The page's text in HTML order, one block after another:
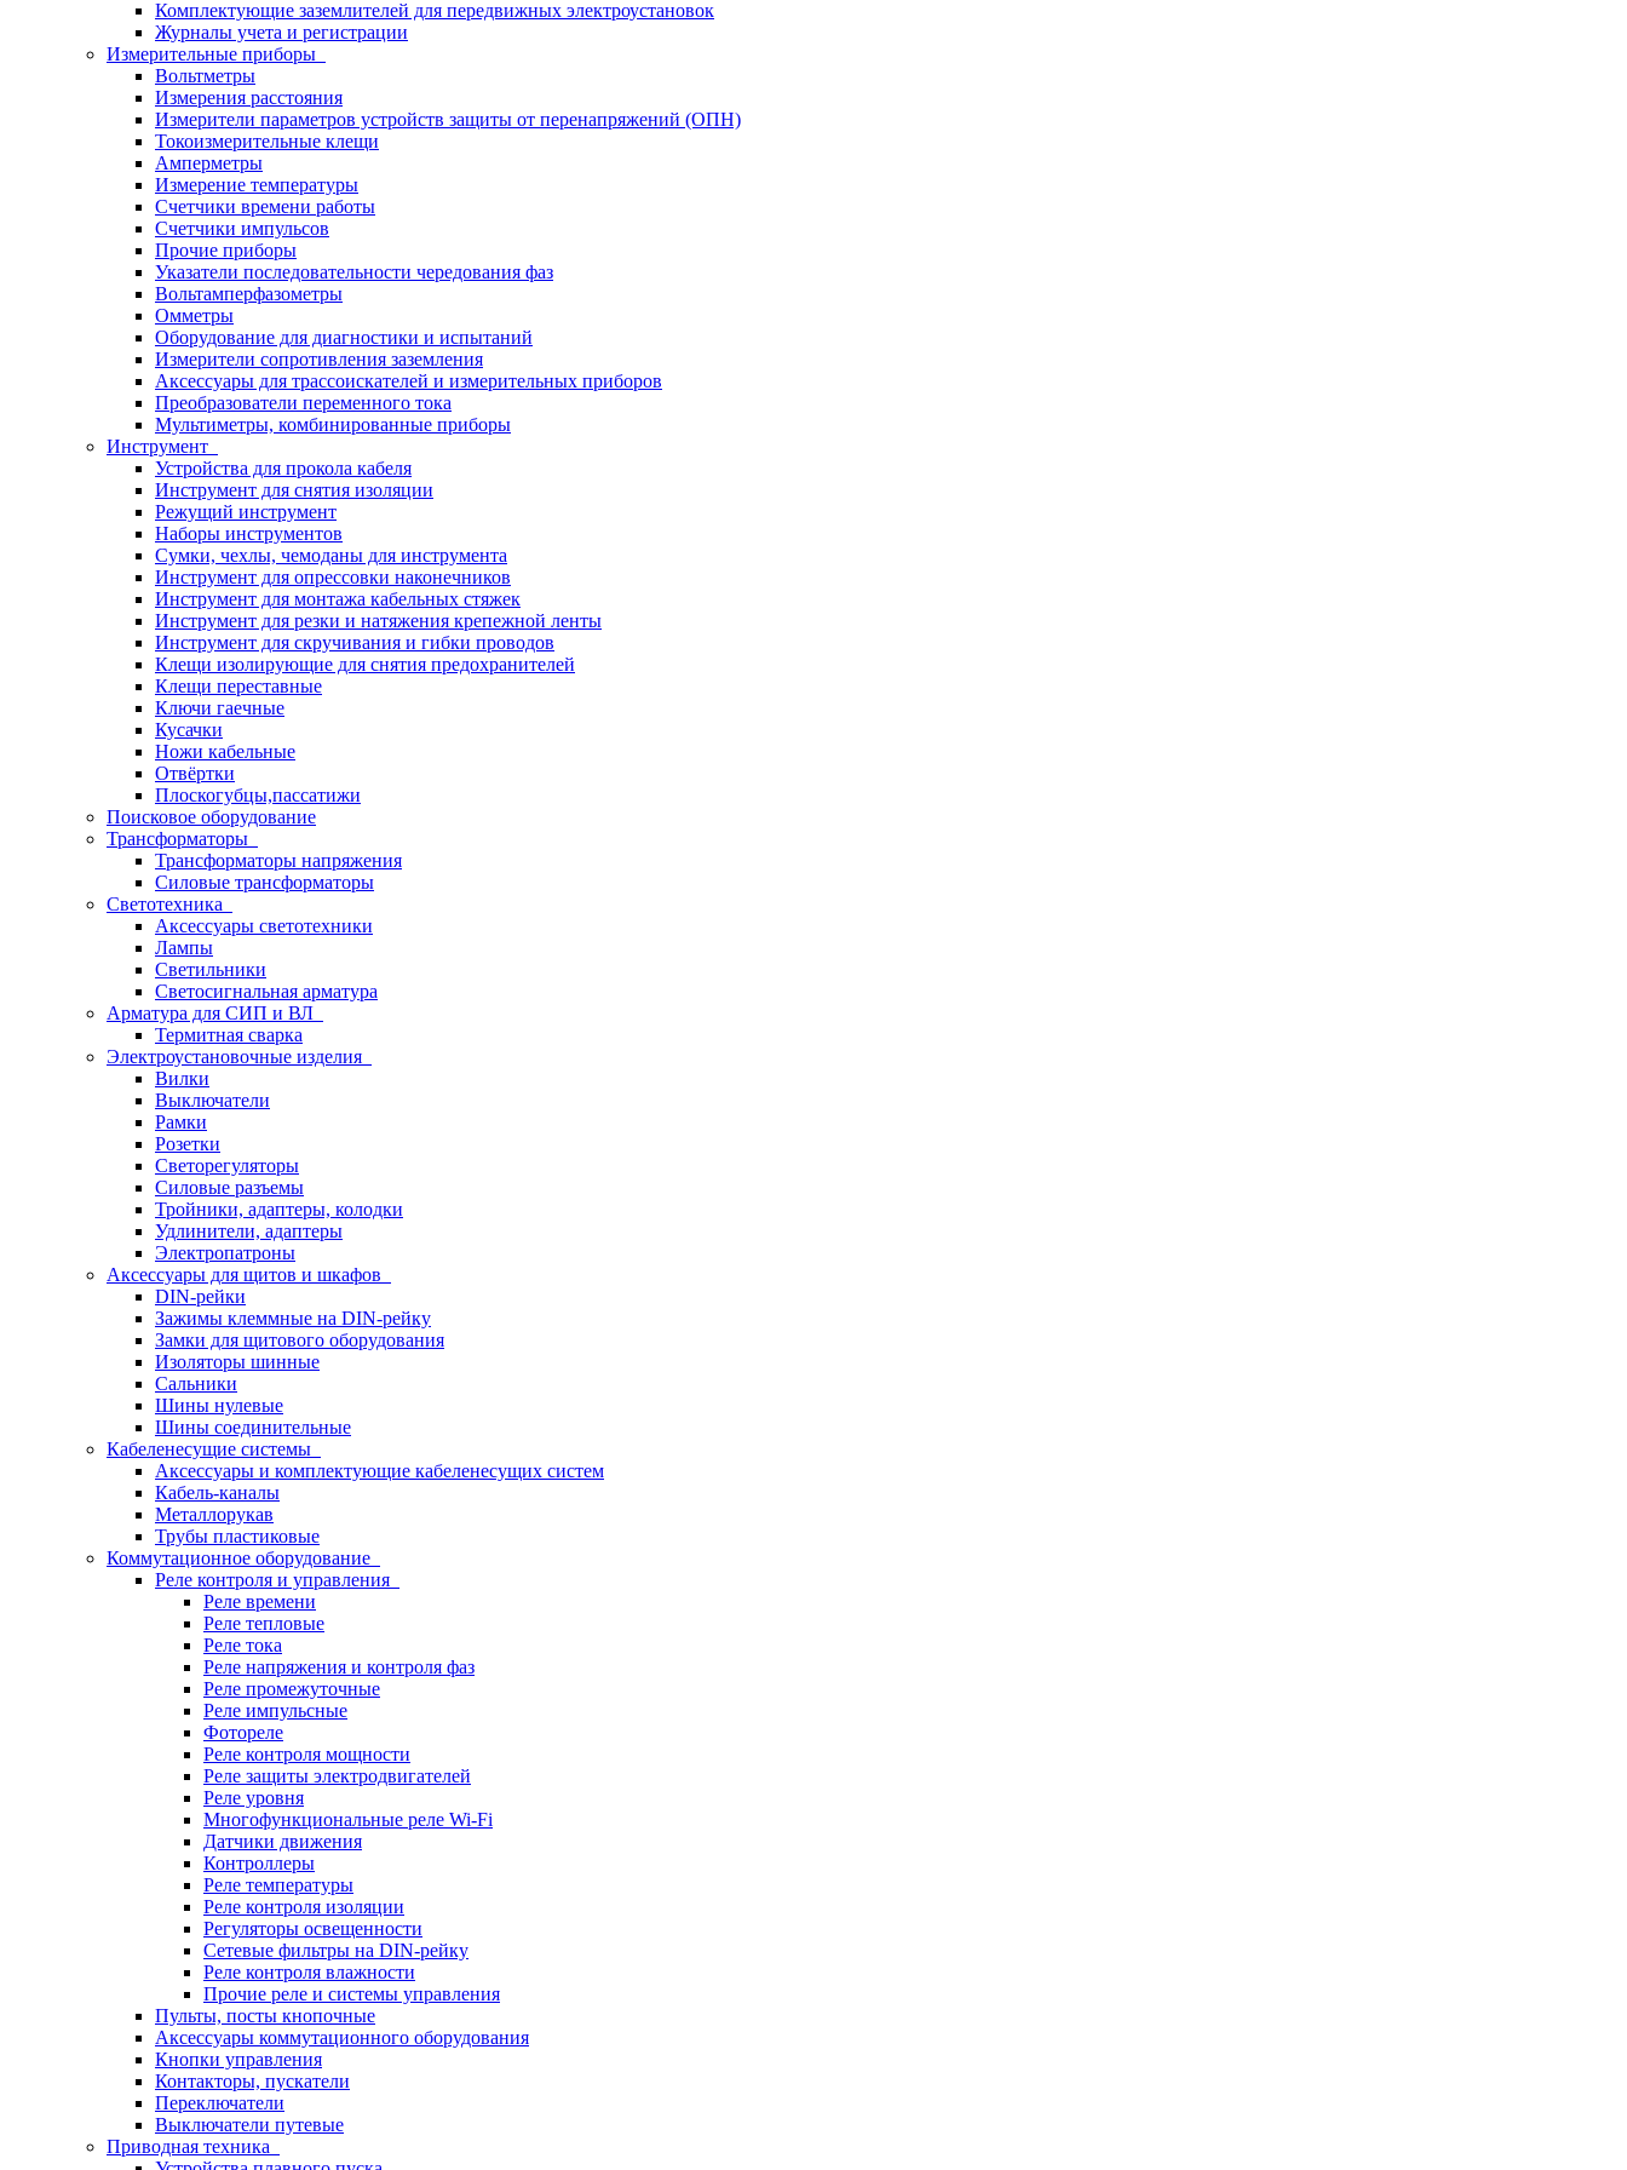
Комплектующие заземлителей для передвижных электроустановок
Журналы учета и регистрации
Измерительные приборы
Вольтметры
Измерения расстояния
Измерители параметров устройств защиты от перенапряжений (ОПН)
Токоизмерительные клещи
Амперметры
Измерение температуры
Счетчики времени работы
Счетчики импульсов
Прочие приборы
Указатели последовательности чередования фаз
Вольтамперфазометры
Омметры
Оборудование для диагностики и испытаний
Измерители сопротивления заземления
Аксессуары для трассоискателей и измерительных приборов
Преобразователи переменного тока
Мультиметры, комбинированные приборы
Инструмент
Устройства для прокола кабеля
Инструмент для снятия изоляции
Режущий инструмент
Наборы инструментов
Сумки, чехлы, чемоданы для инструмента
Инструмент для опрессовки наконечников
Инструмент для монтажа кабельных стяжек
Инструмент для резки и натяжения крепежной ленты
Инструмент для скручивания и гибки проводов
Клещи изолирующие для снятия предохранителей
Клещи переставные
Ключи гаечные
Кусачки
Ножи кабельные
Отвёртки
Плоскогубцы,пассатижи
Поисковое оборудование
Трансформаторы
Трансформаторы напряжения
Силовые трансформаторы
Светотехника
Аксессуары светотехники
Лампы
Светильники
Светосигнальная арматура
Арматура для СИП и ВЛ
Термитная сварка
Электроустановочные изделия
Вилки
Выключатели
Рамки
Розетки
Светорегуляторы
Силовые разъемы
Тройники, адаптеры, колодки
Удлинители, адаптеры
Электропатроны
Аксессуары для щитов и шкафов
DIN-рейки
Зажимы клеммные на DIN-рейку
Замки для щитового оборудования
Изоляторы шинные
Сальники
Шины нулевые
Шины соединительные
Кабеленесущие системы
Аксессуары и комплектующие кабеленесущих систем
Кабель-каналы
Металлорукав
Трубы пластиковые
Коммутационное оборудование
Реле контроля и управления
Реле времени
Реле тепловые
Реле тока
Реле напряжения и контроля фаз
Реле промежуточные
Реле импульсные
Фотореле
Реле контроля мощности
Реле защиты электродвигателей
Реле уровня
Многофункциональные реле Wi-Fi
Датчики движения
Контроллеры
Реле температуры
Реле контроля изоляции
Регуляторы освещенности
Сетевые фильтры на DIN-рейку
Реле контроля влажности
Прочие реле и системы управления
Пульты, посты кнопочные
Аксессуары коммутационного оборудования
Кнопки управления
Контакторы, пускатели
Переключатели
Выключатели путевые
Приводная техника